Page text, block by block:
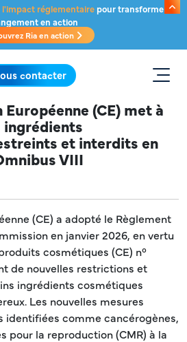
réglementairepour transformer le
en action
Ria en action
contacter
(CE) met à
et interdits en
VIII
(CE) a adopté le Règlement
en janvier 2026, en vertu
cosmétiques (CE) n°
de nouvelles restrictions et
ingrédients cosmétiques
Les nouvelles mesures
identifiées comme cancérogènes,
pour la reproduction (CMR) à la